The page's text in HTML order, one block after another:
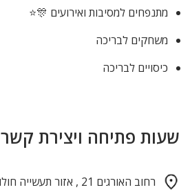
מתנפחים למסיבות ואירועים 🎊⭐
משחקים לבריכה
כיסויים לבריכה
שעות פתיחה ויצירת קשר
רחוב האורגים 21 , אזור תעשייה חולון